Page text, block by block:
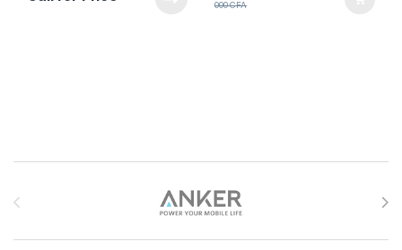
000CFA